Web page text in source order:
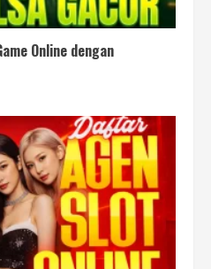
Online dengan